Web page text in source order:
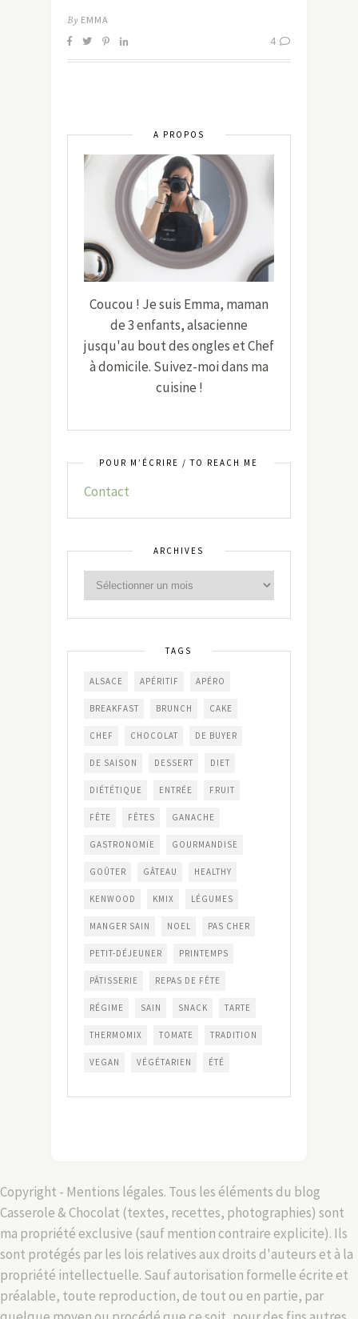
By EMMA
4
A PROPOS
Coucou ! Je suis Emma, maman
de 3 enfants, alsacienne
jusqu'au bout des ongles et Chef
à domicile. Suivez-moi dans ma
cuisine !
POUR M’ÉCRIRE / TO REACH ME
Contact
ARCHIVES
TAGS
ALSACE APÉRITIF APÉRO
BREAKFAST BRUNCH CAKE
CHEF CHOCOLAT DE BUYER
DE SAISON DESSERT DIET
DIÉTÉTIQUE ENTRÉE FRUIT
FÊTE FÊTES GANACHE
GASTRONOMIE GOURMANDISE
GOÛTER GÂTEAU HEALTHY
KENWOOD KMIX LÉGUMES
MANGER SAIN NOEL PAS CHER
PETIT-DÉJEUNER PRINTEMPS
PÂTISSERIE REPAS DE FÊTE
RÉGIME SAIN SNACK TARTE
THERMOMIX TOMATE TRADITION
VEGAN VÉGÉTARIEN ÉTÉ
Copyright - Mentions légales. Tous les éléments du blog
Casserole & Chocolat (textes, recettes, photographies) sont
ma propriété exclusive (sauf mention contraire explicite). Ils
sont protégés par les lois relatives aux droits d'auteurs et à la
propriété intellectuelle. Sauf autorisation formelle écrite et
préalable, toute reproduction, de tout ou en partie, par